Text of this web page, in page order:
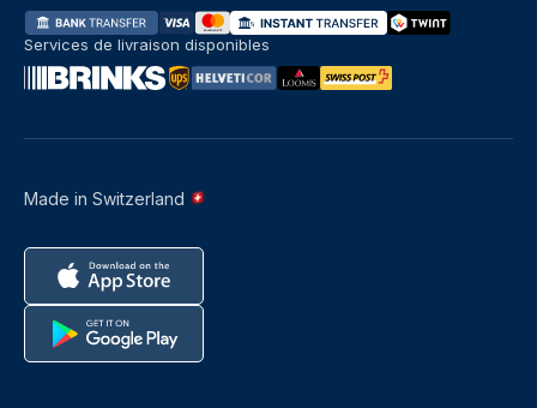
Made in Switzerland
Services de livraison disponibles